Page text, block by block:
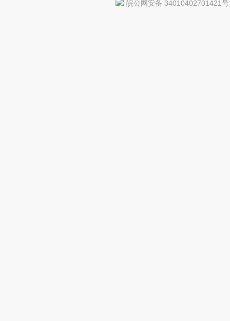
皖公网安备 34010402701421号